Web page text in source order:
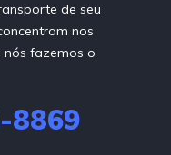
de seu
nos
nós fazemos o
8869